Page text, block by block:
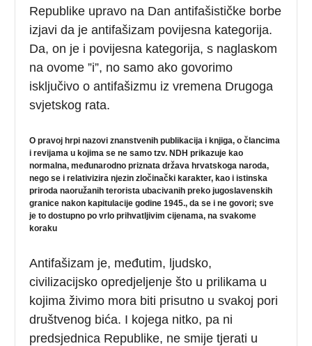
Republike upravo na Dan antifašističke borbe
izjavi da je antifašizam povijesna kategorija.
Da, on je i povijesna kategorija, s naglaskom
na ovome ”i”, no samo ako govorimo
isključivo o antifašizmu iz vremena Drugoga
svjetskog rata.
O pravoj hrpi nazovi znanstvenih publikacija i knjiga, o člancima
i revijama u kojima se ne samo tzv. NDH prikazuje kao
normalna, međunarodno priznata država hrvatskoga naroda,
nego se i relativizira njezin zločinački karakter, kao i istinska
priroda naoružanih terorista ubacivanih preko jugoslavenskih
granice nakon kapitulacije godine 1945., da se i ne govori; sve
je to dostupno po vrlo prihvatljivim cijenama, na svakome
koraku
Antifašizam je, međutim, ljudsko,
civilizacijsko opredjeljenje što u prilikama u
kojima živimo mora biti prisutno u svakoj pori
društvenog bića. I kojega nitko, pa ni
predsjednica Republike, ne smije tjerati u